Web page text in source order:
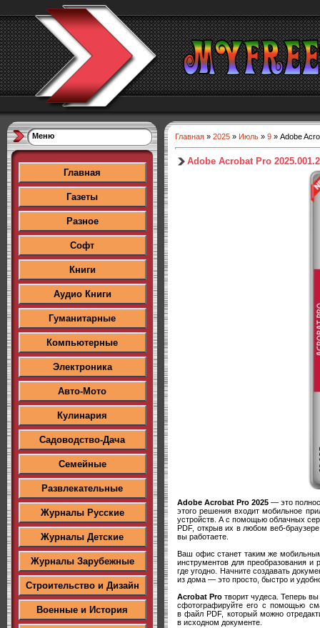
Меню
Главная
Газеты
Разное
Софт
Книги
Аудио Книги
Гуманитарные
Компьютерные
Электроника
Авто-Мото
Кулинария
Садоводство-Дача
Семейные
Развлекательные
Журналы Русские
Журналы Детские
Журналы Зарубежные
Строительство и Дизайн
Военные и История
Главная » 2025 » Июль » 9 » Adobe
Adobe Acrobat Pro
Adobe Acrobat Pro 2025 — это
этого решения входит мобильное
устройств. А с помощью облачных
PDF, открыв их в любом веб-
вы работаете.
Ваш офис станет таким же
инструментов для преобразования и
где угодно. Начните создавать
из дома — это просто, быстро и
Acrobat Pro творит чудеса. Теперь
сфотографируйте его с помощью
в файл PDF, который можно
в исходном документе.